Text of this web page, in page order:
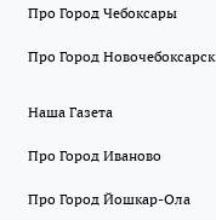
Про Город Чебоксары
Про Город Новочебоксарск
Наша Газета
Про Город Иваново
Про Город Йошкар-Ола